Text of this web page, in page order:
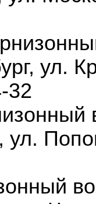
ул.
32
ул.